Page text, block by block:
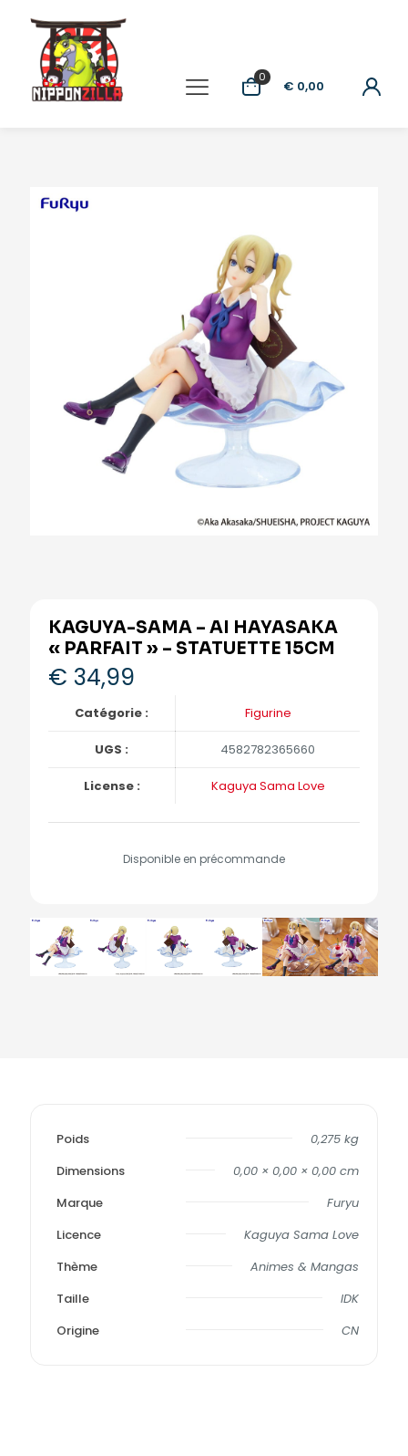
0
€ 0,00
KAGUYA-SAMA – AI HAYASAKA
« PARFAIT » – STATUETTE 15CM
€ 34,99
Catégorie : Figurine
UGS : 4582782365660
License : Kaguya Sama Love
Disponible en précommande
Poids
0,275 kg
Dimensions
0,00 × 0,00 × 0,00 cm
Marque
Furyu
Licence
Kaguya Sama Love
Thème
Animes & Mangas
Taille
IDK
Origine
CN